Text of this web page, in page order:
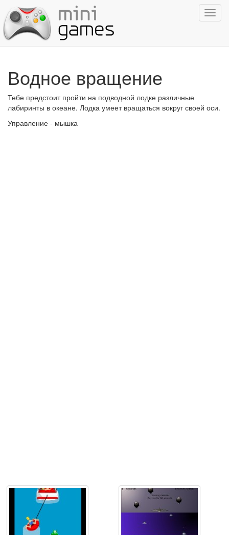
Водное вращение
Тебе предстоит пройти на подводной лодке различные
лабиринты в океане. Лодка умеет вращаться вокруг своей оси.
Управление - мышка